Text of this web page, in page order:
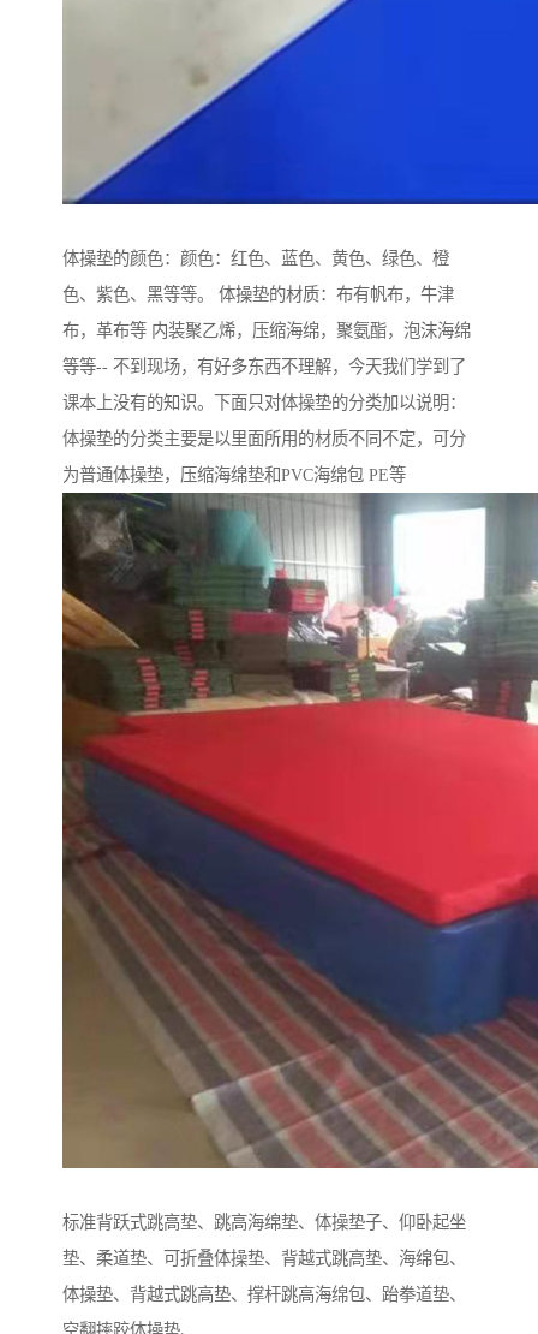
体操垫的颜色：颜色：红色、蓝色、黄色、绿色、橙
色、紫色、黑等等。 体操垫的材质：布有帆布，牛津
布，革布等 内装聚乙烯，压缩海绵，聚氨酯，泡沫海绵
等等-- 不到现场，有好多东西不理解，今天我们学到了
课本上没有的知识。下面只对体操垫的分类加以说明：
体操垫的分类主要是以里面所用的材质不同不定，可分
为普通体操垫，压缩海绵垫和PVC海绵包 PE等
标准背跃式跳高垫、跳高海绵垫、体操垫子、仰卧起坐
垫、柔道垫、可折叠体操垫、背越式跳高垫、海绵包、
体操垫、背越式跳高垫、撑杆跳高海绵包、跆拳道垫、